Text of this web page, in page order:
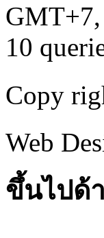
10
Copy
Web
ขึ้นไปด้